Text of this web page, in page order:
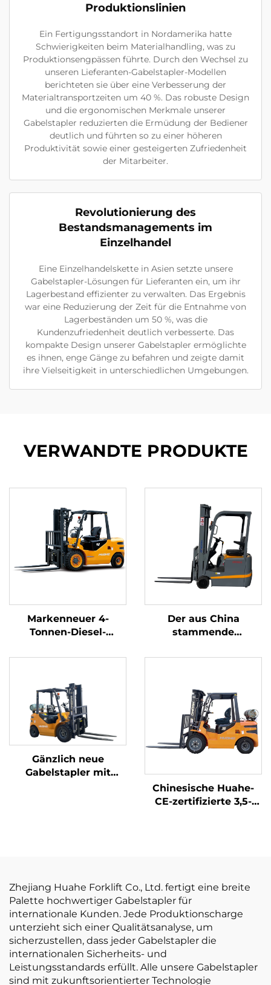
Produktionslinien
Ein Fertigungsstandort in Nordamerika hatte
Schwierigkeiten beim Materialhandling, was zu
Produktionsengpässen führte. Durch den Wechsel zu
unseren Lieferanten-Gabelstapler-Modellen
berichteten sie über eine Verbesserung der
Materialtransportzeiten um 40 %. Das robuste Design
und die ergonomischen Merkmale unserer
Gabelstapler reduzierten die Ermüdung der Bediener
deutlich und führten so zu einer höheren
Produktivität sowie einer gesteigerten Zufriedenheit
der Mitarbeiter.
Revolutionierung des
Bestandsmanagements im
Einzelhandel
Eine Einzelhandelskette in Asien setzte unsere
Gabelstapler-Lösungen für Lieferanten ein, um ihr
Lagerbestand effizienter zu verwalten. Das Ergebnis
war eine Reduzierung der Zeit für die Entnahme von
Lagerbeständen um 50 %, was die
Kundenzufriedenheit deutlich verbesserte. Das
kompakte Design unserer Gabelstapler ermöglichte
es ihnen, enge Gänge zu befahren und zeigte damit
ihre Vielseitigkeit in unterschiedlichen Umgebungen.
VERWANDTE PRODUKTE
Markenneuer 4-
Tonnen-Diesel-
hochwertigem
Motor
Der aus China
stammende
gewichtsoptimierte
Tonne Tragfähigkeit
ist preisgünstig.
Gänzlich neue
Gabelstapler mit
Chinesische Huahe-
CE-zertifizierte 3,5-
Zhejiang Huahe Forklift Co., Ltd. fertigt eine breite
Palette hochwertiger Gabelstapler für
internationale Kunden. Jede Produktionscharge
unterzieht sich einer Qualitätsanalyse, um
sicherzustellen, dass jeder Gabelstapler die
internationalen Sicherheits- und
Leistungsstandards erfüllt. Alle unsere Gabelstapler
sind mit zukunftsorientierter Technologie